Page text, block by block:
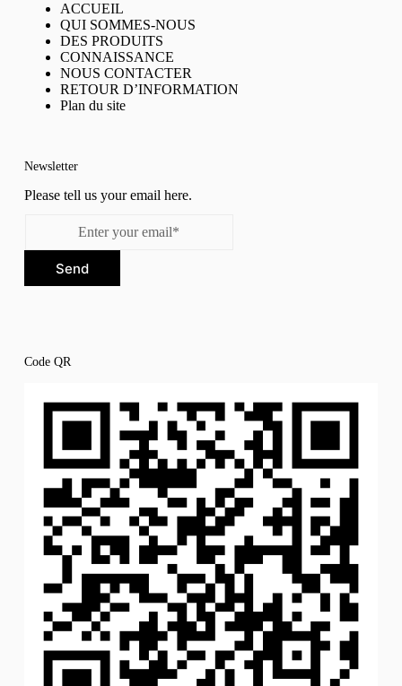
ACCUEIL
QUI SOMMES-NOUS
DES PRODUITS
CONNAISSANCE
NOUS CONTACTER
RETOUR D’INFORMATION
Plan du site
Newsletter
Please tell us your email here.
Send
Code QR